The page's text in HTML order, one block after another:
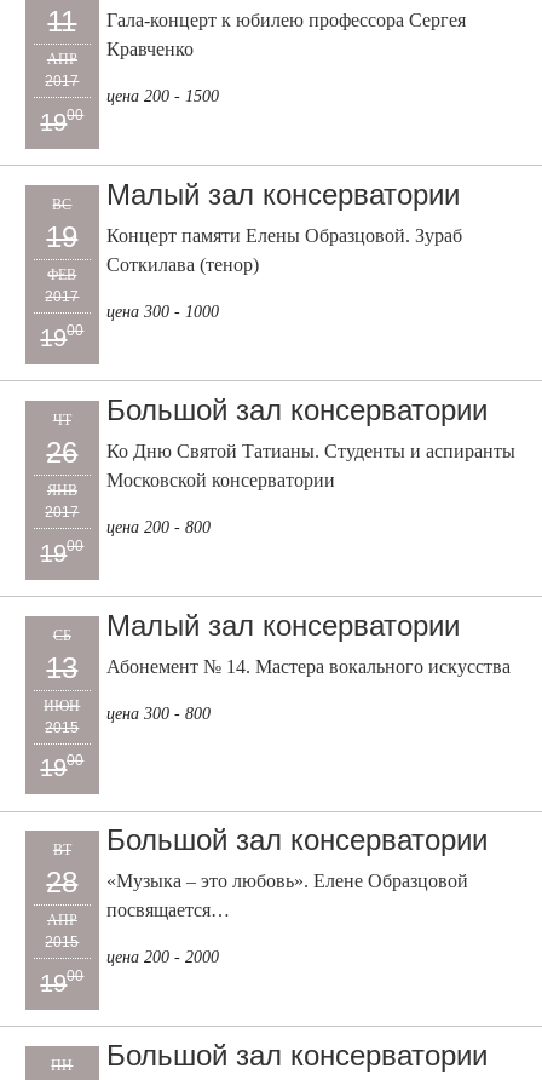
11
АПР
2017
1900
Гала-концерт к юбилею профессора Сергея
Кравченко
цена 200 - 1500
ВС
19
ФЕВ
2017
1900
Малый зал консерватории
Концерт памяти Елены Образцовой. Зураб
Соткилава (тенор)
цена 300 - 1000
ЧТ
26
ЯНВ
2017
1900
Большой зал консерватории
Ко Дню Святой Татианы. Студенты и аспиранты
Московской консерватории
цена 200 - 800
СБ
13
ИЮН
2015
1900
Малый зал консерватории
Абонемент № 14. Мастера вокального искусства
цена 300 - 800
ВТ
28
АПР
2015
1900
Большой зал консерватории
«Музыка – это любовь». Елене Образцовой
посвящается…
цена 200 - 2000
ПН Большой зал консерватории